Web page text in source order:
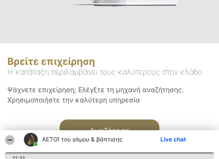
ΑΕΤΟΊ του γάμου & βάπτισης Live chat
Βρείτε επιχείρηση
Η κατάταξη περιλαμβάνει τους καλύτερους στον κλάδο
Ψάχνετε επιχείρηση; Ελέγξτε τη μηχανή αναζήτησης.
Χρησιμοποιήστε την καλύτερη υπηρεσία
Αναζήτηση